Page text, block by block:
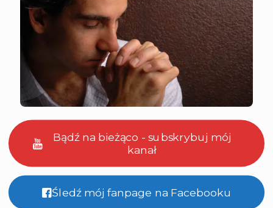
Bądź na bieżąco - subskrybuj mój
kanał
Śledź mój fanpage na Facebooku